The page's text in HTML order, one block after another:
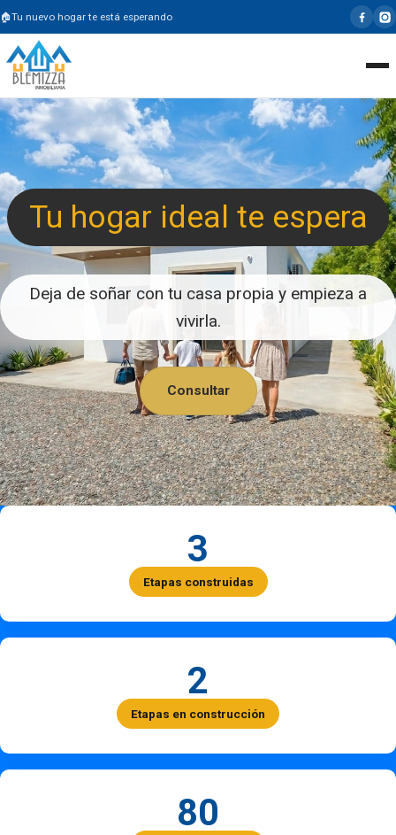
Tu nuevo hogar te está esperando
Tu hogar ideal te espera
Deja de soñar con tu casa propia y empieza a
vivirla.
Consultar
3
Etapas construidas
2
Etapas en construcción
80